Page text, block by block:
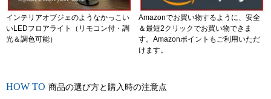
インテリアオブジェのようなかっこい
いLEDフロアライト（リモコン付・調
光＆調色可能）
Amazonでお買い物するように、安全
＆最短2クリックでお買い物できま
す。Amazonポイントもご利用いただ
けます。
商品の選び方と購入時の注意点